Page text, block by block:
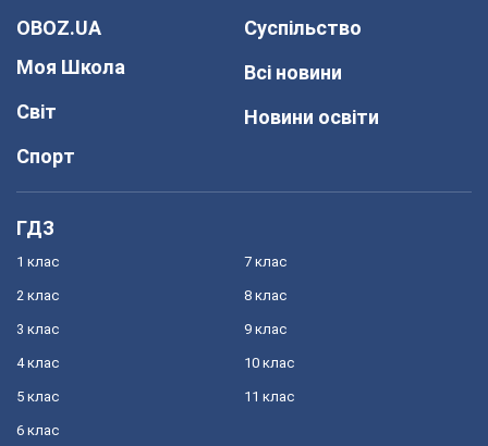
OBOZ.UA
Моя Школа
Світ
Спорт
Суспільство
Всі новини
Новини освіти
ГДЗ
1 клас
2 клас
3 клас
4 клас
5 клас
6 клас
7 клас
8 клас
9 клас
10 клас
11 клас